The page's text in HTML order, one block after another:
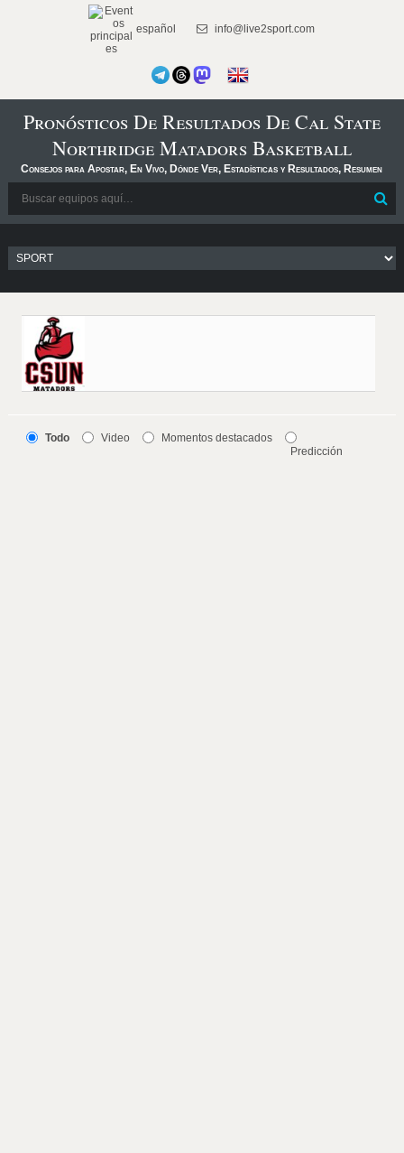
español info@live2sport.com
Pronósticos De Resultados De Cal State
Northridge Matadors Basketball
Consejos para Apostar, En Vivo, Dónde Ver, Estadísticas y Resultados, Resumen
Todo Video
Momentos destacados
Predicción